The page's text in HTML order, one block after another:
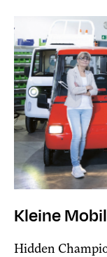
Kleine
Hidden